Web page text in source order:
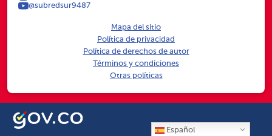
@subredsur9487
Mapa del sitio
Política de privacidad
Política de derechos de autor
Términos y condiciones
Otras políticas
Español